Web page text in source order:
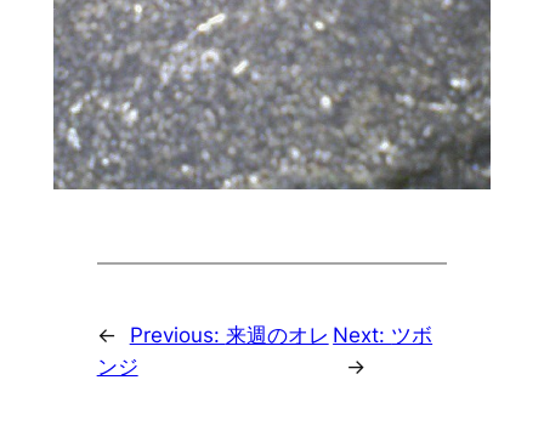
← Previous: 来週のオレ
ンジ
Next: ツボ
→